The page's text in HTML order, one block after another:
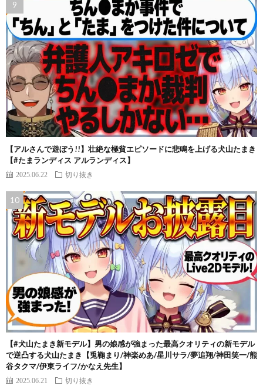
【アルさんで遊ぼう!!】壮絶な極貧エピソードに悲鳴を上げる犬山たまき
【#たまランディス アルランディス】
2025.06.22 切り抜き
【#犬山たまき新モデル】男の娘感が強まった最高クオリティの新モデル
で逆凸する犬山たまき【兎鞠まり/神楽めあ/星川サラ/夢追翔/神田笑一/熊
谷タクマ/伊東ライフ/かなえ先生】
2025.06.21 切り抜き